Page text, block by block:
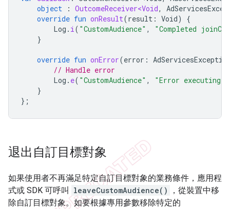
object
: OutcomeReceiver<Void,
override fun onResult(result : Void)
{
Log . i ( "CustomAudience" ,
"Completed
}
override fun onError(error :
// Handle error
Log . e( "CustomAudience" ,
"Error executing
}
};
退出自訂目標對象
如果使用者不再滿足特定自訂目標對象的業務條件，應用程
式或 SDK 可呼叫
leaveCustomAudience()
，從裝置中移
除自訂目標對象。如要根據專用參數移除特定的